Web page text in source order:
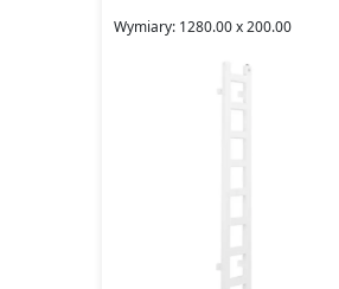
Wymiary: 1280.00 x 200.00